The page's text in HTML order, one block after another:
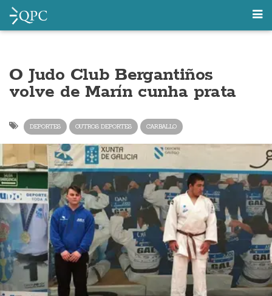
O Judo Club Bergantiños
volve de Marín cunha prata
DEPORTES OUTROS DEPORTES CARBALLO